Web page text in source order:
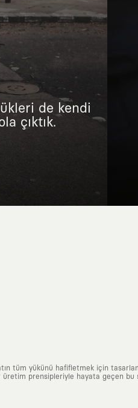
de kendi
çıktık.
tüm yükünü hafifletmek için
prensipleriyle hayata geçen bu